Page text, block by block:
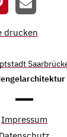
drucken
Impressum